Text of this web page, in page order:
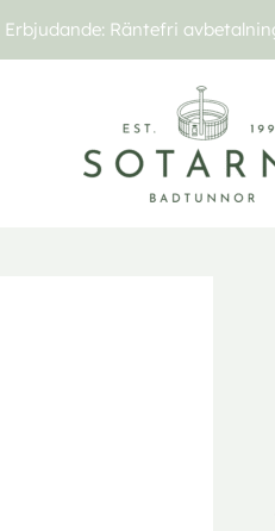
Erbjudande: Räntefri